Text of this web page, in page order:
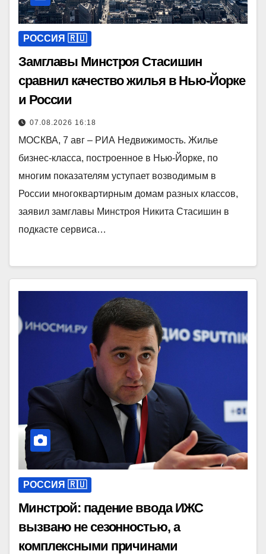
РОССИЯ 🇷🇺
Замглавы Минстроя Стасишин
сравнил качество жилья в Нью-Йорке
и России
07.08.2026 16:18
МОСКВА, 7 авг – РИА Недвижимость. Жилье
бизнес-класса, построенное в Нью-Йорке, по
многим показателям уступает возводимым в
России многоквартирным домам разных классов,
заявил замглавы Минстроя Никита Стасишин в
подкасте сервиса…
РОССИЯ 🇷🇺
Минстрой: падение ввода ИЖС
вызвано не сезонностью, а
комплексными причинами